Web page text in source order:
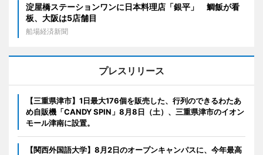
淀屋橋ステーションワンに日本料理店「銀平」 鯛飯が看
板、大阪は5店舗目
船場経済新聞
プレスリリース
【三重県津市】1日最大176個を販売した、行列のできるわたあ
め自販機「CANDY SPIN」8月8日（土）、三重県津市のイオン
モール津南に設置。
【関西外国語大学】8月2日のオープンキャンパスに、今年最高